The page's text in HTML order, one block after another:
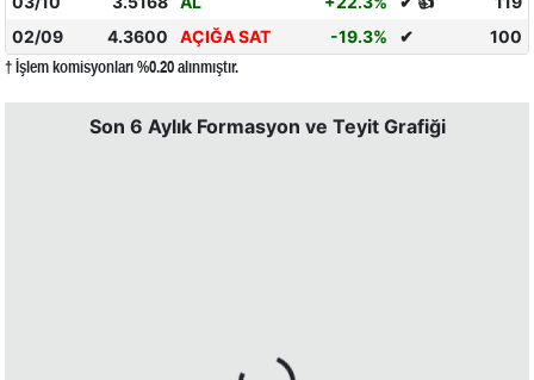
02/09
4.3600 AÇIĞA SAT -19.3% ✔ 100
† İşlem komisyonları %0.20 alınmıştır.
Son 6 Aylık Formasyon ve Teyit Grafiği